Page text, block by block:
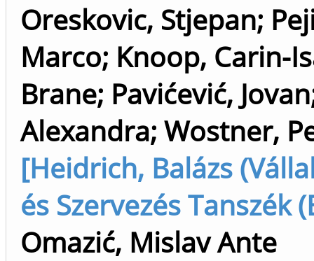
Oreskovic, Stjepan;
Marco; Knoop, Carin-
Brane; Pavićević, Jovan
Alexandra; Wostner,
[Heidrich, Balázs
és Szervezés Tanszék
Omazić, Mislav Ante